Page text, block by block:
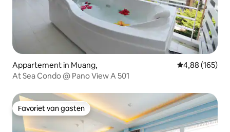
Appartement in Muang, Gemiddelde
4,88 (165)
At Sea Condo @ Pano View A 501
Favoriet van gasten
Favoriet van gasten